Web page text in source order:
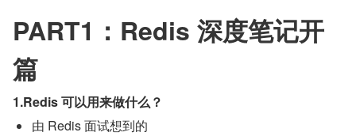
PART1：Redis 深度笔记开
篇
1.Redis 可以用来做什么？
由 Redis 面试想到的